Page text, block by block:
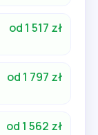
od 1 517 zł
od 1 797 zł
od 1 562 zł